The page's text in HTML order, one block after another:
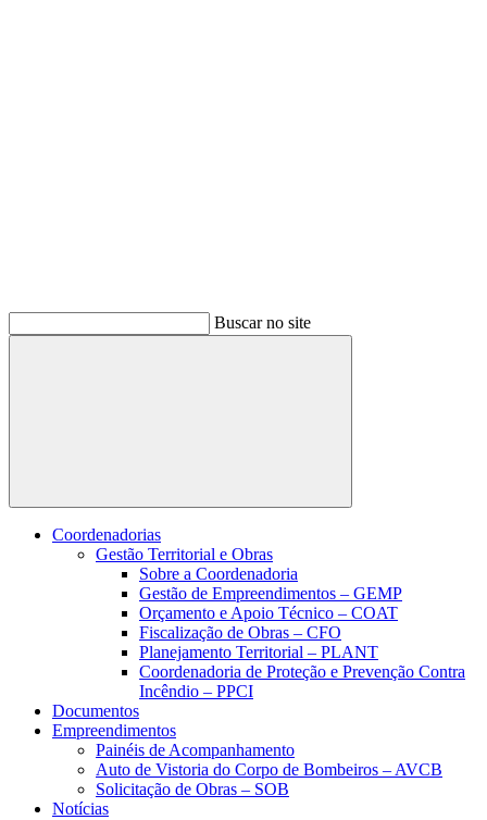
Buscar no site
Buscar
Coordenadorias
Gestão Territorial e Obras
Sobre a Coordenadoria
Gestão de Empreendimentos – GEMP
Orçamento e Apoio Técnico – COAT
Fiscalização de Obras – CFO
Planejamento Territorial – PLANT
Coordenadoria de Proteção e Prevenção Contra
Incêndio – PPCI
Documentos
Empreendimentos
Painéis de Acompanhamento
Auto de Vistoria do Corpo de Bombeiros – AVCB
Solicitação de Obras – SOB
Notícias